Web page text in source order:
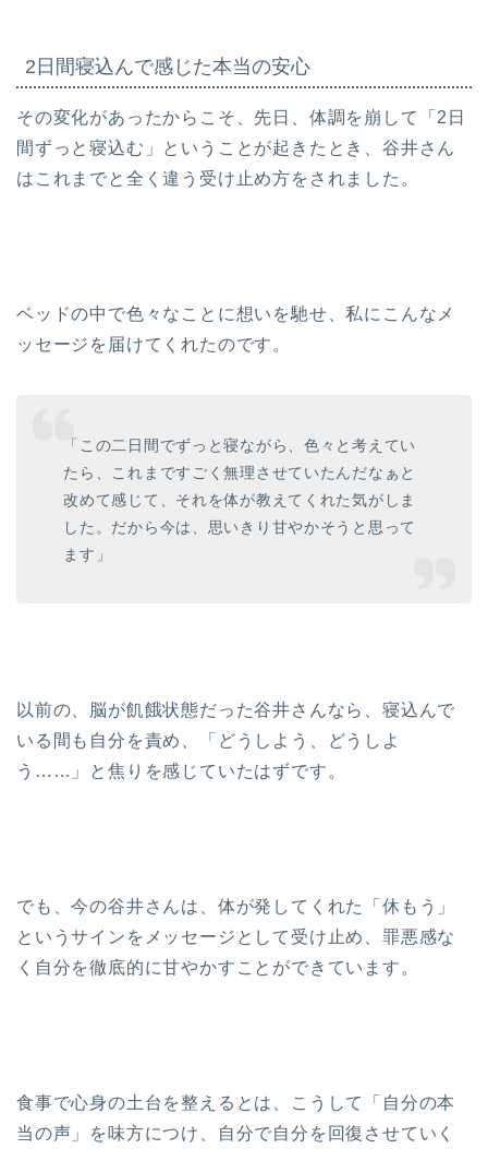
2日間寝込んで感じた本当の安心
その変化があったからこそ、先日、体調を崩して「2日
間ずっと寝込む」ということが起きたとき、谷井さん
はこれまでと全く違う受け止め方をされました。
ベッドの中で色々なことに想いを馳せ、私にこんなメ
ッセージを届けてくれたのです。
「この二日間でずっと寝ながら、色々と考えてい
たら、これまですごく無理させていたんだなぁと
改めて感じて、それを体が教えてくれた気がしま
した。だから今は、思いきり甘やかそうと思って
ます」
以前の、脳が飢餓状態だった谷井さんなら、寝込んで
いる間も自分を責め、「どうしよう、どうしよ
う……」と焦りを感じていたはずです。
でも、今の谷井さんは、体が発してくれた「休もう」
というサインをメッセージとして受け止め、罪悪感な
く自分を徹底的に甘やかすことができています。
食事で心身の土台を整えるとは、こうして「自分の本
当の声」を味方につけ、自分で自分を回復させていく